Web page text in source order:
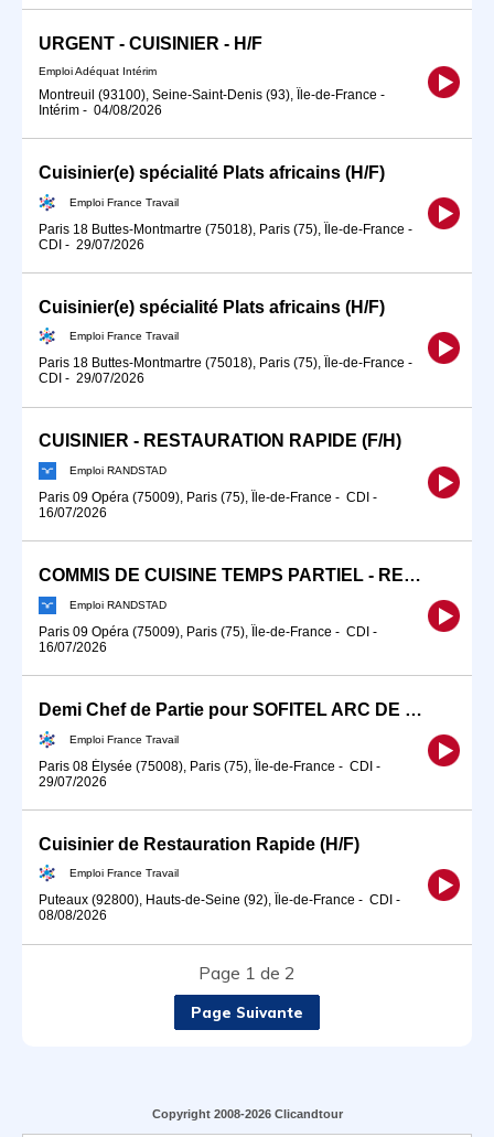
URGENT - CUISINIER - H/F
Emploi Adéquat Intérim
Montreuil (93100), Seine-Saint-Denis (93), Île-de-France -
Intérim - 04/08/2026
Cuisinier(e) spécialité Plats africains (H/F)
Emploi France Travail
Paris 18 Buttes-Montmartre (75018), Paris (75), Île-de-France -
CDI - 29/07/2026
Cuisinier(e) spécialité Plats africains (H/F)
Emploi France Travail
Paris 18 Buttes-Montmartre (75018), Paris (75), Île-de-France -
CDI - 29/07/2026
CUISINIER - RESTAURATION RAPIDE (F/H)
Emploi RANDSTAD
Paris 09 Opéra (75009), Paris (75), Île-de-France - CDI -
16/07/2026
COMMIS DE CUISINE TEMPS PARTIEL - RESTAURATION RAPIDE (F/H)
Emploi RANDSTAD
Paris 09 Opéra (75009), Paris (75), Île-de-France - CDI -
16/07/2026
Demi Chef de Partie pour SOFITEL ARC DE TRIOMPHE (H/F)
Emploi France Travail
Paris 08 Élysée (75008), Paris (75), Île-de-France - CDI -
29/07/2026
Cuisinier de Restauration Rapide (H/F)
Emploi France Travail
Puteaux (92800), Hauts-de-Seine (92), Île-de-France - CDI -
08/08/2026
Page 1 de 2
Page Suivante
Copyright 2008-2026 Clicandtour